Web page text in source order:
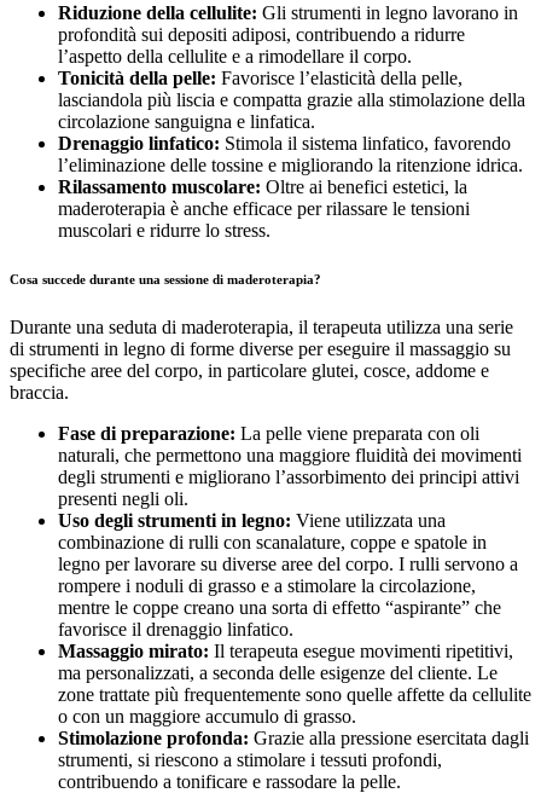
Riduzione della cellulite: Gli strumenti in legno lavorano in
profondità sui depositi adiposi, contribuendo a ridurre
l’aspetto della cellulite e a rimodellare il corpo.
Tonicità della pelle: Favorisce l’elasticità della pelle,
lasciandola più liscia e compatta grazie alla stimolazione della
circolazione sanguigna e linfatica.
Drenaggio linfatico: Stimola il sistema linfatico, favorendo
l’eliminazione delle tossine e migliorando la ritenzione idrica.
Rilassamento muscolare: Oltre ai benefici estetici, la
maderoterapia è anche efficace per rilassare le tensioni
muscolari e ridurre lo stress.
Cosa succede durante una sessione di maderoterapia?
Durante una seduta di maderoterapia, il terapeuta utilizza una serie
di strumenti in legno di forme diverse per eseguire il massaggio su
specifiche aree del corpo, in particolare glutei, cosce, addome e
braccia.
Fase di preparazione: La pelle viene preparata con oli
naturali, che permettono una maggiore fluidità dei movimenti
degli strumenti e migliorano l’assorbimento dei principi attivi
presenti negli oli.
Uso degli strumenti in legno: Viene utilizzata una
combinazione di rulli con scanalature, coppe e spatole in
legno per lavorare su diverse aree del corpo. I rulli servono a
rompere i noduli di grasso e a stimolare la circolazione,
mentre le coppe creano una sorta di effetto “aspirante” che
favorisce il drenaggio linfatico.
Massaggio mirato: Il terapeuta esegue movimenti ripetitivi,
ma personalizzati, a seconda delle esigenze del cliente. Le
zone trattate più frequentemente sono quelle affette da cellulite
o con un maggiore accumulo di grasso.
Stimolazione profonda: Grazie alla pressione esercitata dagli
strumenti, si riescono a stimolare i tessuti profondi,
contribuendo a tonificare e rassodare la pelle.